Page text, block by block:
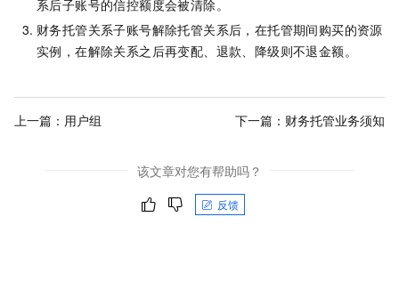
系后子账号的信控额度会被清除。
财务托管关系子账号解除托管关系后，在托管期间购买的资源
实例，在解除关系之后再变配、退款、降级则不退金额。
上一篇： 用户组 下一篇： 财务托管业务须知
该文章对您有帮助吗？
反馈